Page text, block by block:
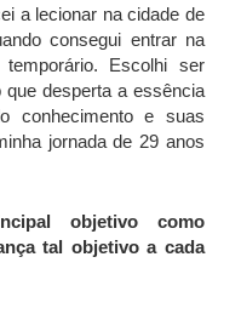
a lecionar na cidade de
consegui entrar na
Escolhi ser
desperta a essência
conhecimento e suas
jornada de 29 anos
objetivo como
tal objetivo a cada